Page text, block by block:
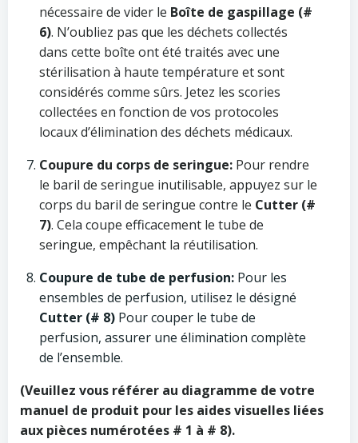
nécessaire de vider le Boîte de gaspillage (#
6). N’oubliez pas que les déchets collectés
dans cette boîte ont été traités avec une
stérilisation à haute température et sont
considérés comme sûrs. Jetez les scories
collectées en fonction de vos protocoles
locaux d’élimination des déchets médicaux.
Coupure du corps de seringue: Pour rendre
le baril de seringue inutilisable, appuyez sur le
corps du baril de seringue contre le Cutter (#
7). Cela coupe efficacement le tube de
seringue, empêchant la réutilisation.
Coupure de tube de perfusion: Pour les
ensembles de perfusion, utilisez le désigné
Cutter (# 8) Pour couper le tube de
perfusion, assurer une élimination complète
de l’ensemble.
(Veuillez vous référer au diagramme de votre
manuel de produit pour les aides visuelles liées
aux pièces numérotées # 1 à # 8).